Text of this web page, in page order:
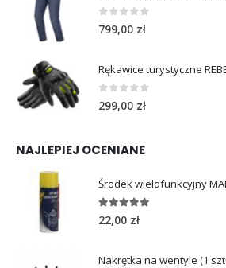
0out of 5
799,00 zł
0 out of 5
299,00 zł
NAJLEPIEJ OCENIANE
5.00out of 5
22,00 zł
Nakrętka na wentyle (1